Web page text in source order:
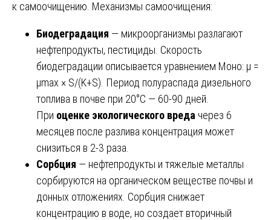
к самоочищению. Механизмы самоочищения:
Биодеградация — микроорганизмы разлагают
нефтепродукты, пестициды. Скорость
биодеградации описывается уравнением Моно: μ =
μmax × S/(K+S). Период полураспада дизельного
топлива в почве при 20°C — 60-90 дней.
При оценке экологического вреда через 6
месяцев после разлива концентрация может
снизиться в 2-3 раза.
Сорбция — нефтепродукты и тяжелые металлы
сорбируются на органическом веществе почвы и
донных отложениях. Сорбция снижает
концентрацию в воде, но создает вторичный